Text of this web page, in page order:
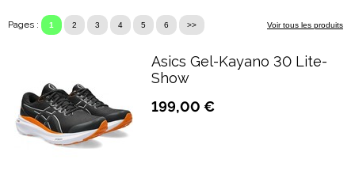
Pages : 1 2 3 4 5 6 >> Voir tous les produits
Asics Gel-Kayano 30 Lite-
Show
199,00 €